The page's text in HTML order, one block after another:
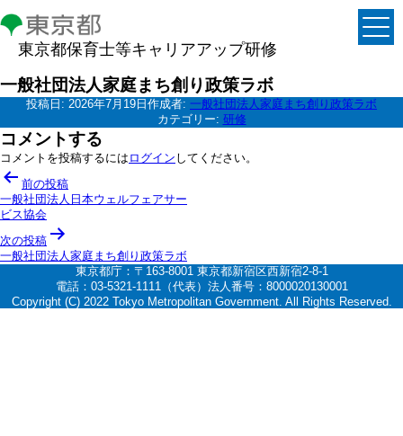
東京都保育士等キャリアアップ研修
一般社団法人家庭まち創り政策ラボ
投稿日: 2026年7月19日 作成者: 一般社団法人家庭まち創り政策ラボ
カテゴリー: 研修
コメントする
コメントを投稿するには ログイン してください。
投
稿
ナ
ビ
ゲ
ー
前の投稿
一般社団法人日本ウェルフェアサー
ビス協会
次の投稿
一般社団法人家庭まち創り政策ラボ
東京都庁：〒163-8001 東京都新宿区西新宿2-8-1
電話：03-5321-1111（代表）法人番号：8000020130001
Copyright (C) 2022 Tokyo Metropolitan Government. All Rights Reserved.